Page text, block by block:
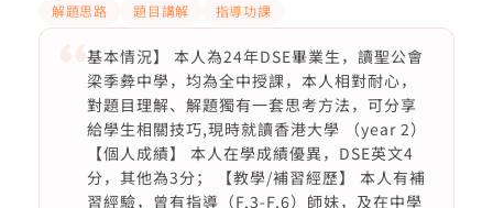
解題思路 題目講解 指導功課
基本情況】 本人為24年DSE畢業生，讀聖公會
梁季彜中學，均為全中授課，本人相對耐心，
對題目理解、解題獨有一套思考方法，可分享
給學生相關技巧,現時就讀香港大學 （year 2）
【個人成績】 本人在學成績優異，DSE英文4
分，其他為3分； 【教學/補習經歷】 本人有補
習經驗，曾有指導（F.3-F.6）師妹，及在中學